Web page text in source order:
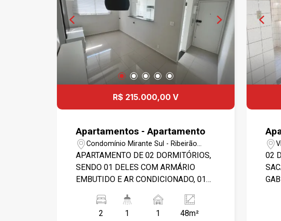
R$ 215.000,00 V
Apartamentos - Apartamento
Condomínio Mirante Sul - Ribeirão
Preto/SP
APARTAMENTO DE 02 DORMITÓRIOS,
SENDO 01 DELES COM ARMÁRIO
EMBUTIDO E AR CONDICIONADO, 01
LÂMPADAS DICROICAS, LUMINÁRIA,
PAINEL E RACK, 01 COZINHA ESTILO
2
1
1
48m²
02